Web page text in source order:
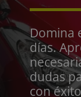
Domina
días.
dudas
con